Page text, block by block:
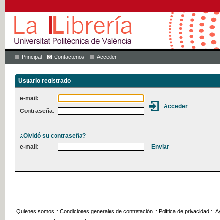
Principal Contáctenos Acceder
Usuario registrado
e-mail:
Contraseña:
¿Olvidó su contraseña?
e-mail:
Quienes somos :: Condiciones generales de contratación :: Política de privacidad ::